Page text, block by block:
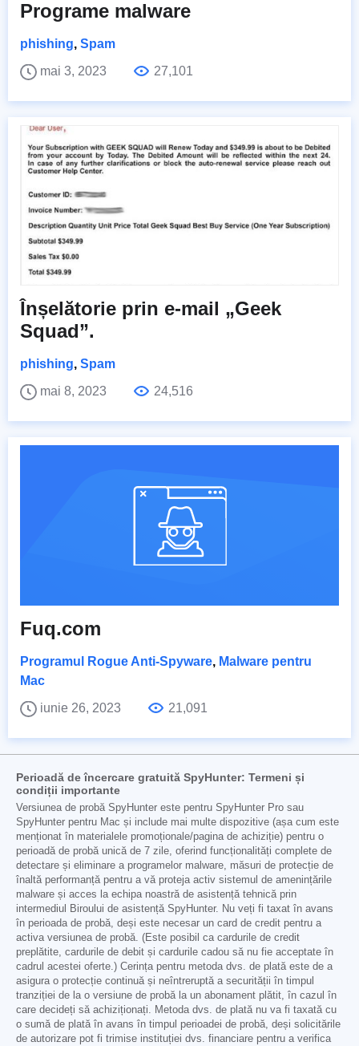
Programe malware
phishing, Spam
mai 3, 2023
27,101
Înșelătorie prin e-mail „Geek
Squad”.
phishing, Spam
mai 8, 2023
24,516
Fuq.com
Programul Rogue Anti-Spyware, Malware pentru
Mac
iunie 26, 2023
21,091
Perioadă de încercare gratuită SpyHunter: Termeni și
condiții importante
Versiunea de probă SpyHunter este pentru SpyHunter Pro sau
SpyHunter pentru Mac și include mai multe dispozitive (așa cum este
menționat în materialele promoționale/pagina de achiziție) pentru o
perioadă de probă unică de 7 zile, oferind funcționalități complete de
detectare și eliminare a programelor malware, măsuri de protecție de
înaltă performanță pentru a vă proteja activ sistemul de amenințările
malware și acces la echipa noastră de asistență tehnică prin
intermediul Biroului de asistență SpyHunter. Nu veți fi taxat în avans
în perioada de probă, deși este necesar un card de credit pentru a
activa versiunea de probă. (Este posibil ca cardurile de credit
preplătite, cardurile de debit și cardurile cadou să nu fie acceptate în
cadrul acestei oferte.) Cerința pentru metoda dvs. de plată este de a
asigura o protecție continuă și neîntreruptă a securității în timpul
tranziției de la o versiune de probă la un abonament plătit, în cazul în
care decideți să achiziționați. Metoda dvs. de plată nu va fi taxată cu
o sumă de plată în avans în timpul perioadei de probă, deși solicitările
de autorizare pot fi trimise instituției dvs. financiare pentru a verifica